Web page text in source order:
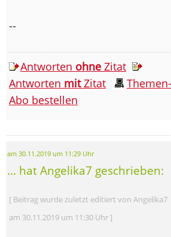
--
Antworten ohne Zitat
Antworten mitZitat
Themen-
Abo bestellen
am 30.11.2019 um 11:29 Uhr
... hat Angelika7 geschrieben:
[ Beitrag wurde zuletzt editiert von Angelika7
am 30.11.2019 um 11:30 Uhr ]